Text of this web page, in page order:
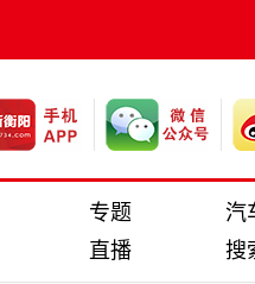
专题 汽
直播 搜